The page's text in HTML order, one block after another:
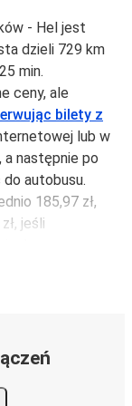
- Hel jest
dzieli 729 km
min.
ceny, ale
bilety z
lub w
a następnie po
autobusu.
185,97 zł,
jeśli